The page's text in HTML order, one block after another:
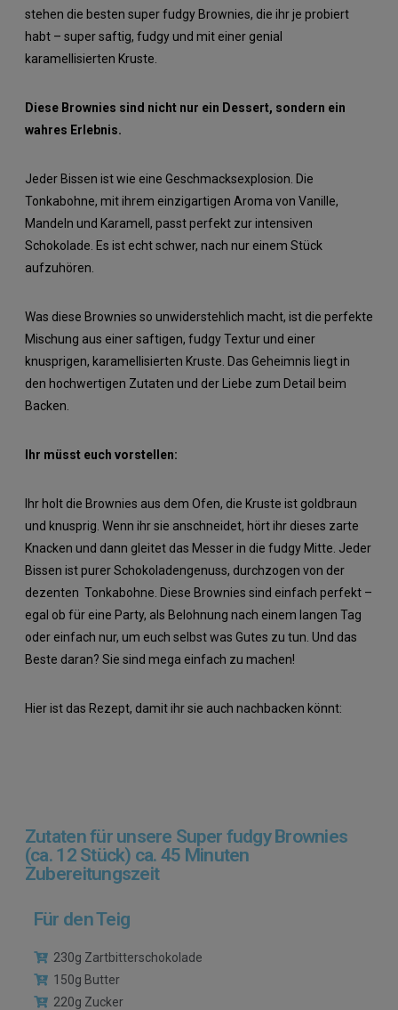
stehen die besten super fudgy Brownies, die ihr je probiert
habt – super saftig, fudgy und mit einer genial
karamellisierten Kruste.
Diese Brownies sind nicht nur ein Dessert, sondern ein
wahres Erlebnis.
Jeder Bissen ist wie eine Geschmacksexplosion. Die
Tonkabohne, mit ihrem einzigartigen Aroma von Vanille,
Mandeln und Karamell, passt perfekt zur intensiven
Schokolade. Es ist echt schwer, nach nur einem Stück
aufzuhören.
Was diese Brownies so unwiderstehlich macht, ist die perfekte
Mischung aus einer saftigen, fudgy Textur und einer
knusprigen, karamellisierten Kruste. Das Geheimnis liegt in
den hochwertigen Zutaten und der Liebe zum Detail beim
Backen.
Ihr müsst euch vorstellen:
Ihr holt die Brownies aus dem Ofen, die Kruste ist goldbraun
und knusprig. Wenn ihr sie anschneidet, hört ihr dieses zarte
Knacken und dann gleitet das Messer in die fudgy Mitte. Jeder
Bissen ist purer Schokoladengenuss, durchzogen von der
dezenten Tonkabohne. Diese Brownies sind einfach perfekt –
egal ob für eine Party, als Belohnung nach einem langen Tag
oder einfach nur, um euch selbst was Gutes zu tun. Und das
Beste daran? Sie sind mega einfach zu machen!
Hier ist das Rezept, damit ihr sie auch nachbacken könnt:
Zutaten für unsere Super fudgy Brownies
(ca. 12 Stück) ca. 45 Minuten
Zubereitungszeit
Für den Teig
230g Zartbitterschokolade
150g Butter
220g Zucker